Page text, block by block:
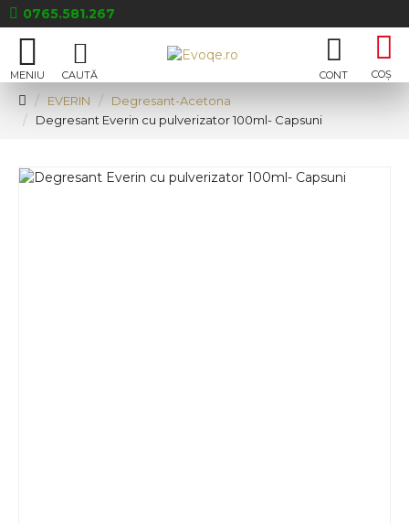
0765.581.267
EVERIN
Degresant-Acetona
Degresant Everin cu pulverizator 100ml- Capsuni